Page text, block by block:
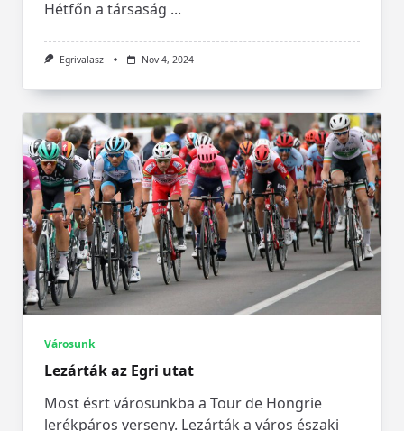
Hétfőn a társaság ...
Egrivalasz Nov 4, 2024
Városunk
Lezárták az Egri utat
Most ésrt városunkba a Tour de Hongrie
lerékpáros verseny. Lezárták a város északi